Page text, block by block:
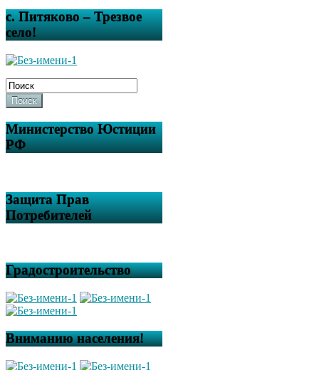
с. Питяково – Трезвое
село!
Поиск
Министерство Юстиции
РФ
Защита Прав
Потребителей
Градостроительство
Вниманию населения!